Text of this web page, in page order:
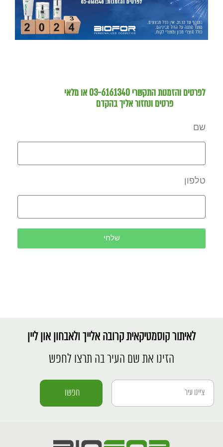
לפרטים והזמנות התקשרי 03-6161340 או מלאי
פרטים ונחזור אליך בהקדם
שם
טלפון
שלחי
לאיתור קוסמטיקאית קרובה אלייך ולאבחון און ליין
הזינו את שם העיר בה תרצו לחפש